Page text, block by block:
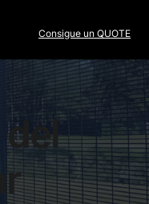
Consigue un QUOTE